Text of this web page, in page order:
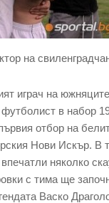
на
играч на
в набор
отбор на
Нови Искър. В
няколко
с тима ще
Васко